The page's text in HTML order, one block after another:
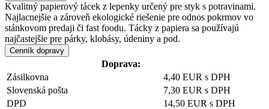
Kvalitný papierový tácek z lepenky určený pre styk s potravinami.
Najlacnejšie a zároveň ekologické riešenie pre odnos pokrmov vo
stánkovom predaji či fast foodu. Tácky z papiera sa používajú
najčastejšie pre párky, klobásy, údeniny a pod.
Cenník dopravy
Doprava:
Zásilkovna
4,40 EUR s DPH
Slovenská pošta
7,30 EUR s DPH
DPD
14,50 EUR s DPH